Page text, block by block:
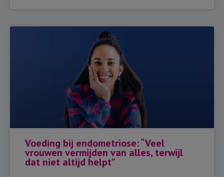
Voeding bij endometriose: “Veel
vrouwen vermijden van alles, terwijl
dat niet altijd helpt”